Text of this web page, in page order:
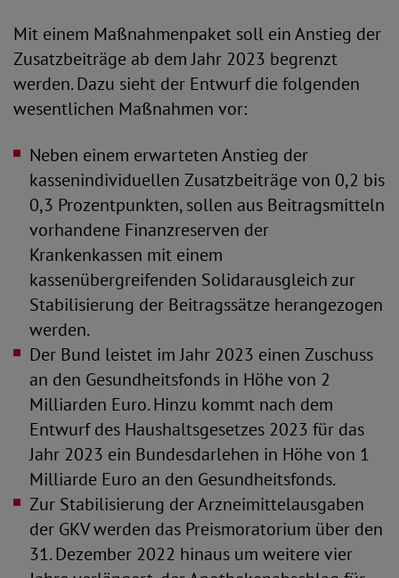
Mit einem Maßnahmenpaket soll ein Anstieg der
Zusatzbeiträge ab dem Jahr 2023 begrenzt
werden. Dazu sieht der Entwurf die folgenden
wesentlichen Maßnahmen vor:
Neben einem erwarteten Anstieg der
kassenindividuellen Zusatzbeiträge von 0,2 bis
0,3 Prozentpunkten, sollen aus Beitragsmitteln
vorhandene Finanzreserven der
Krankenkassen mit einem
kassenübergreifenden Solidarausgleich zur
Stabilisierung der Beitragssätze herangezogen
werden.
Der Bund leistet im Jahr 2023 einen Zuschuss
an den Gesundheitsfonds in Höhe von 2
Milliarden Euro. Hinzu kommt nach dem
Entwurf des Haushaltsgesetzes 2023 für das
Jahr 2023 ein Bundesdarlehen in Höhe von 1
Milliarde Euro an den Gesundheitsfonds.
Zur Stabilisierung der Arzneimittelausgaben
der GKV werden das Preismoratorium über den
31. Dezember 2022 hinaus um weitere vier